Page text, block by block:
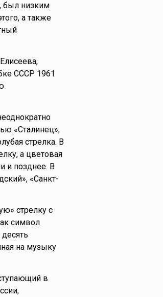
был низким
а также
СССР 1961
«Сталинец»,
стрелка. В
а цветовая
и позднее. В
«Санкт-
стрелку с
символ
на музыку
в